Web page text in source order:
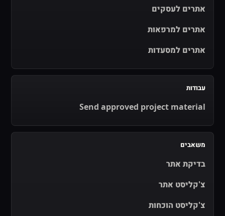
אתרים לעסקים
אתרים למרפאות
אתרים למסעדות
עבודות
Send approved project material
משאבים
בדיקת אתר
צ'קליסט אתר
צ'קליסט הוכחות